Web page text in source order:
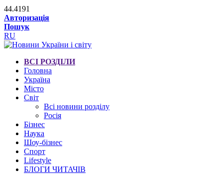
44.4191
Авторизація
Пошук
RU
ВСІ РОЗДІЛИ
Головна
Україна
Місто
Світ
Всі новини розділу
Росія
Бізнес
Наука
Шоу-бізнес
Спорт
Lifestyle
БЛОГИ ЧИТАЧІВ